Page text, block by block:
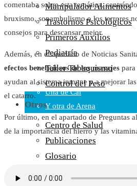
Vídeos
Audio
Cara Oscura Sanidad
Humor
Cal y Arena
Una de Cal
Y otra de Arena
Noticias Sanitarias
Manipulador Alimentos
Trastornos Psicológicos
Primeros Auxilios
Pediatría
Taller Tabaquismo
Control del Peso
Otros
Centro de Salud
Publicaciones
Glosario
Inicio
comentaba sobre esta temática,
bruxismo, sonambulismo o los terrores
consejos para descansar mejor.
Además, en el apartado de Noticias
efectos beneficiosos de los masajes
ayudan al sistema inmune y a mejorar
el catarro.
Por último, en el apartado de Preguntas
de la importancia del hierro y las